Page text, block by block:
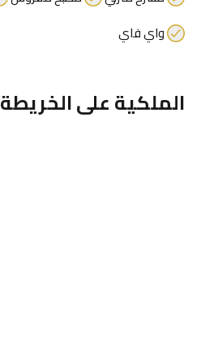
واي فاي
الملكية على الخريطة